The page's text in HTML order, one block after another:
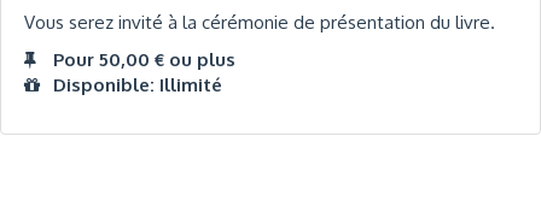
Vous serez invité à la cérémonie de présentation du livre.
Pour 50,00 € ou plus
Disponible: Illimité